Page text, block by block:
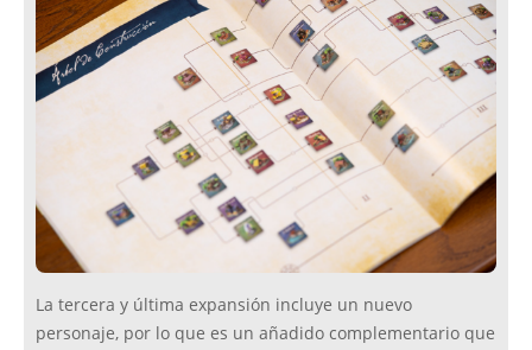
La tercera y última expansión incluye un nuevo
personaje, por lo que es un añadido complementario que